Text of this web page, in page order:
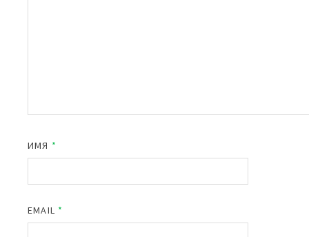
ИМЯ *
EMAIL *